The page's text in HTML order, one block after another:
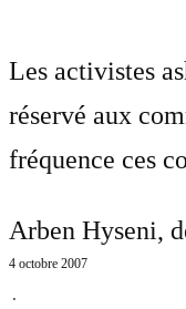
Les activistes
réservé aux
fréquence ces
Arben Hyseni,
4 octobre 2007
⋅